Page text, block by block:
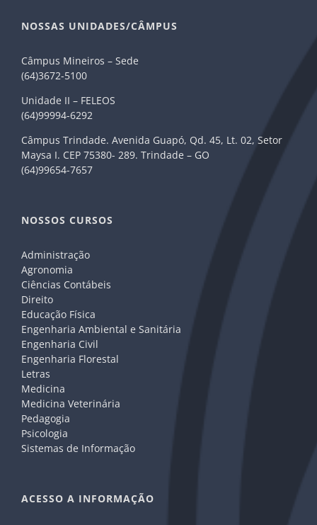
NOSSAS UNIDADES/CÂMPUS
Câmpus Mineiros – Sede
(64)3672-5100
Unidade II – FELEOS
(64)99994-6292
Câmpus Trindade. Avenida Guapó, Qd. 45, Lt. 02, Setor
Maysa I. CEP 75380- 289. Trindade – GO
(64)99654-7657
NOSSOS CURSOS
Administração
Agronomia
Ciências Contábeis
Direito
Educação Física
Engenharia Ambiental e Sanitária
Engenharia Civil
Engenharia Florestal
Letras
Medicina
Medicina Veterinária
Pedagogia
Psicologia
Sistemas de Informação
ACESSO A INFORMAÇÃO